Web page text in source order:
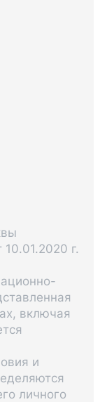
г.
включая
и
личного